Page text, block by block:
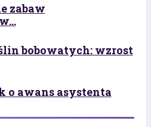
zabaw
bobowatych: wzrost
o awans asystenta